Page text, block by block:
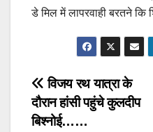
डे मिल में लापरवाही बरतने कि
Post
navigation
विजय रथ यात्रा के
दौरान हांसी पहुंचे कुलदीप
बिश्नोई……